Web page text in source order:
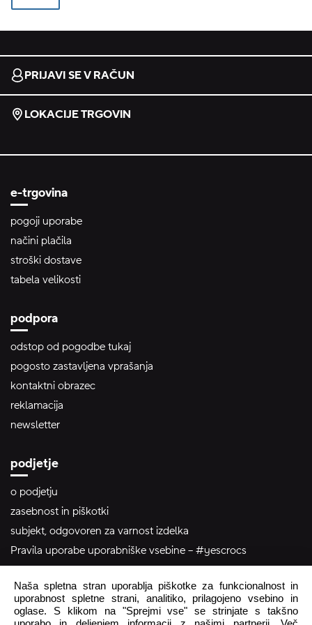
PRIJAVI SE V RAČUN
LOKACIJE TRGOVIN
e-trgovina
pogoji uporabe
načini plačila
stroški dostave
tabela velikosti
podpora
odstop od pogodbe tukaj
pogosto zastavljena vprašanja
kontaktni obrazec
reklamacija
newsletter
podjetje
o podjetju
zasebnost in piškotki
subjekt, odgovoren za varnost izdelka
Pravila uporabe uporabniške vsebine – #yescrocs
pomoč uporabnikom
Pon - Pet 8:00 - 16:00
Naša spletna stran uporablja piškotke za funkcionalnost in
uporabnost spletne strani, analitiko, prilagojeno vsebino in
oglase. S klikom na "Sprejmi vse" se strinjate s takšno